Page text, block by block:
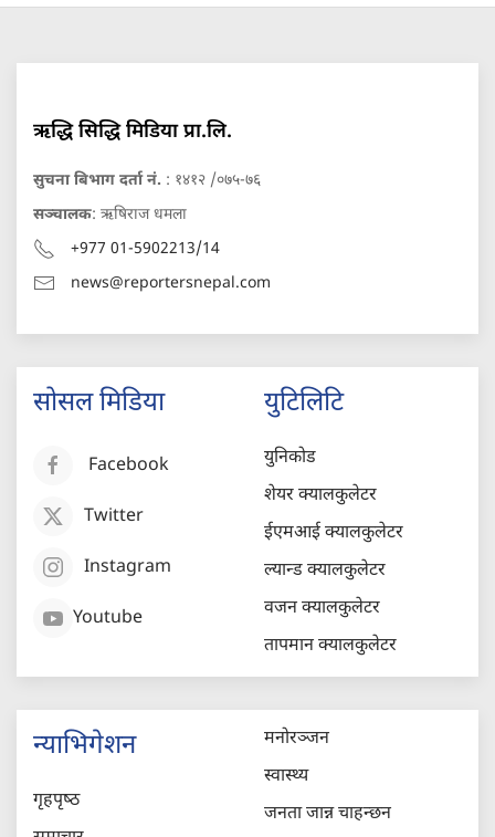
ऋद्धि सिद्धि मिडिया प्रा.लि.
सुचना बिभाग दर्ता नं. : १४१२ /०७५-७६
सञ्चालक: ऋषिराज धमला
+977 01-5902213/14
news@reportersnepal.com
सोसल मिडिया
Facebook
Twitter
Instagram
Youtube
युटिलिटि
युनिकोड
शेयर क्यालकुलेटर
ईएमआई क्यालकुलेटर
ल्यान्ड क्यालकुलेटर
वजन क्यालकुलेटर
तापमान क्यालकुलेटर
न्याभिगेशन
गृहपृष्‍ठ
मनोरञ्जन
स्वास्थ्य
जनता जान्न चाहन्छन